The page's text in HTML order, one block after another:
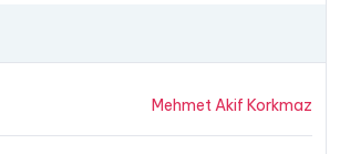
Mehmet Akif Korkmaz